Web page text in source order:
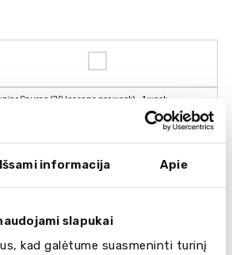
Išsami informacija Apie
slapukai
kad galėtume suasmeninti turinį
Course (20 lessons per week) - 1 week
paslauga